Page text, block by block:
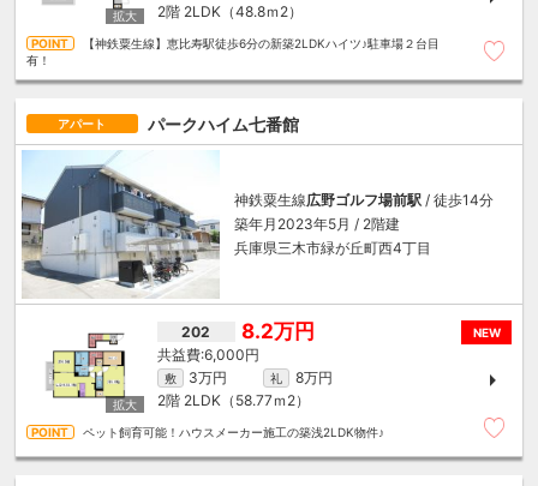
2階 2LDK（48.8ｍ 2）
【神鉄粟生線】恵比寿駅徒歩6分の新築2LDKハイツ♪駐車場２台目
有！
アパート パークハイム七番館
神鉄粟生線広野ゴルフ場前駅 / 徒歩14分
築年月2023年5月 / 2階建
兵庫県三木市緑が丘町西4丁目
NEW
202 8.2万円
6,000円
敷 3万円 礼
8万円
2階 2LDK（58.77ｍ 2）
ペット飼育可能！ハウスメーカー施工の築浅2LDK物件♪